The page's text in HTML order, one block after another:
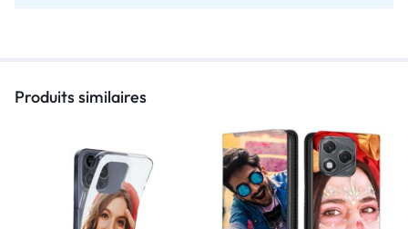
Produits similaires